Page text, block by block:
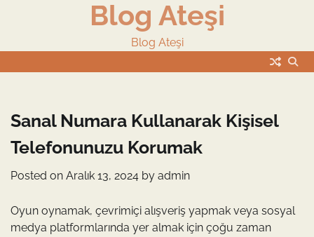
Blog Ateşi
Blog Ateşi
Sanal Numara Kullanarak Kişisel
Telefonunuzu Korumak
Posted on Aralık 13, 2024 by admin
Oyun oynamak, çevrimiçi alışveriş yapmak veya sosyal
medya platformlarında yer almak için çoğu zaman